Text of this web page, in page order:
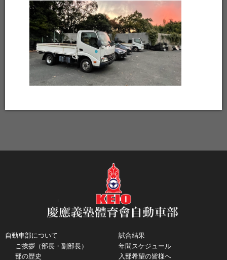
自動車部について
ご挨拶（部長・副部長）
部の歴史
試合結果
年間スケジュール
入部希望の皆様へ